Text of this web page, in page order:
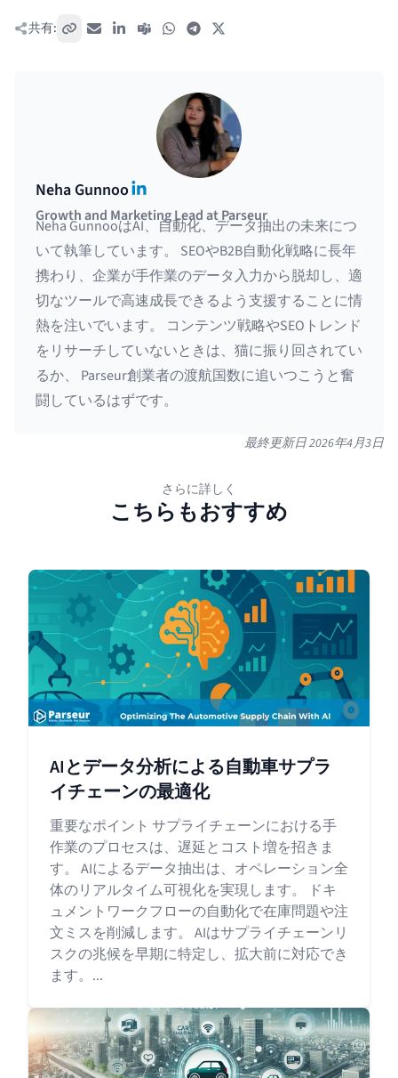
共有: リンクをコピー
メールLinkedIn
Teams WhatsAppTelegram
Neha GunnooLinkedIn
Growth and Marketing Lead at Parseur
Neha GunnooはAI、自動化、データ抽出の未来につ
いて執筆しています。 SEOやB2B自動化戦略に長年
携わり、企業が手作業のデータ入力から脱却し、適
切なツールで高速成長できるよう支援することに情
熱を注いでいます。 コンテンツ戦略やSEOトレンド
をリサーチしていないときは、猫に振り回されてい
るか、 Parseur創業者の渡航国数に追いつこうと奮
闘しているはずです。
最終更新日2026年4月3日
さらに詳しく
こちらもおすすめ
AIとデータ分析による自動車サプラ
イチェーンの最適化
重要なポイント サプライチェーンにおける手
作業のプロセスは、遅延とコスト増を招きま
す。 AIによるデータ抽出は、オペレーション全
体のリアルタイム可視化を実現します。 ドキ
ュメントワークフローの自動化で在庫問題や注
文ミスを削減します。 AIはサプライチェーンリ
スクの兆候を早期に特定し、拡大前に対応でき
ます。...